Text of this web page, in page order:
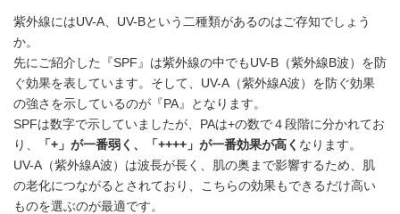
紫外線にはUV-A、UV-Bという二種類があるのはご存知でしょう
か。
先にご紹介した『SPF』は紫外線の中でもUV-B（紫外線B波）を防
ぐ効果を表しています。そして、UV-A（紫外線A波）を防ぐ効果
の強さを示しているのが『PA』となります。
SPFは数字で示していましたが、PAは+の数で４段階に分かれてお
り、
「+」が一番弱く、「++++」が一番効果が高く なります。
UV-A（紫外線A波）は波長が長く、肌の奥まで影響するため、肌
の老化につながるとされており、こちらの効果もできるだけ高い
ものを選ぶのが最適です。